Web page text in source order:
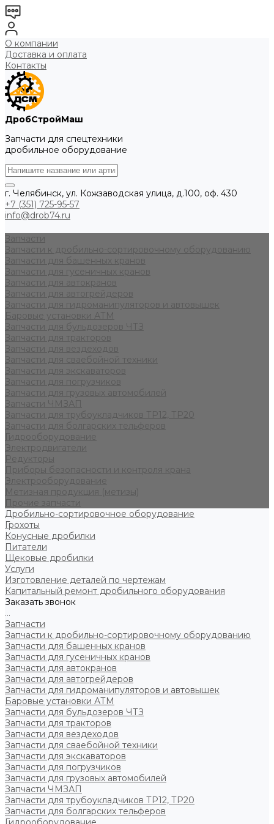
О компании
Доставка и оплата
Контакты
ДробСтройМаш
Запчасти для спецтехники
дробильное оборудование
г. Челябинск, ул. Кожзаводская улица, д.100, оф. 430
+7 (351) 725-95-57
info@drob74.ru
Запчасти
Запчасти к дробильно-сортировочному оборудованию
Запчасти для башенных кранов
Запчасти для гусеничных кранов
Запчасти для автокранов
Запчасти для автогрейдеров
Запчасти для гидроманипуляторов и автовышек
Баровые установки АТМ
Запчасти для бульдозеров ЧТЗ
Запчасти для тракторов
Запчасти для вездеходов
Запчасти для сваебойной техники
Запчасти для экскаваторов
Запчасти для погрузчиков
Запчасти для грузовых автомобилей
Запчасти ЧМЗАП
Запчасти для трубоукладчиков ТР12, ТР20
Запчасти для болгарских тельферов
Гидрооборудование
Электродвигатели
Редукторы
Приборы безопасности и контроля крана
Электрооборудование
Метизная продукция (метизы)
Прочие запчасти
Дробильно-сортировочное оборудование
Грохоты
Конусные дробилки
Питатели
Щековые дробилки
Услуги
Изготовление деталей по чертежам
Капитальный ремонт дробильного оборудования
Заказать звонок
...
Запчасти
Запчасти к дробильно-сортировочному оборудованию
Запчасти для башенных кранов
Запчасти для гусеничных кранов
Запчасти для автокранов
Запчасти для автогрейдеров
Запчасти для гидроманипуляторов и автовышек
Баровые установки АТМ
Запчасти для бульдозеров ЧТЗ
Запчасти для тракторов
Запчасти для вездеходов
Запчасти для сваебойной техники
Запчасти для экскаваторов
Запчасти для погрузчиков
Запчасти для грузовых автомобилей
Запчасти ЧМЗАП
Запчасти для трубоукладчиков ТР12, ТР20
Запчасти для болгарских тельферов